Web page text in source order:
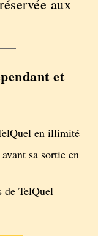
aux
et
en illimité
sa sortie en
de TelQuel